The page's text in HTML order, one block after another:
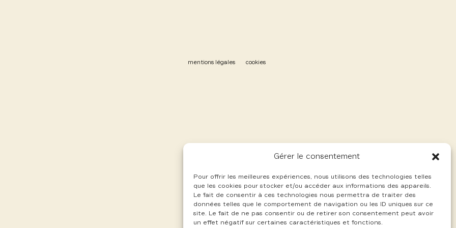
Gérer le consentement
Pour offrir les meilleures expériences, nous utilisons des technologies telles
que les cookies pour stocker et/ou accéder aux informations des appareils.
Le fait de consentir à ces technologies nous permettra de traiter des
données telles que le comportement de navigation ou les ID uniques sur ce
site. Le fait de ne pas consentir ou de retirer son consentement peut avoir
un effet négatif sur certaines caractéristiques et fonctions.
mentions légales cookies